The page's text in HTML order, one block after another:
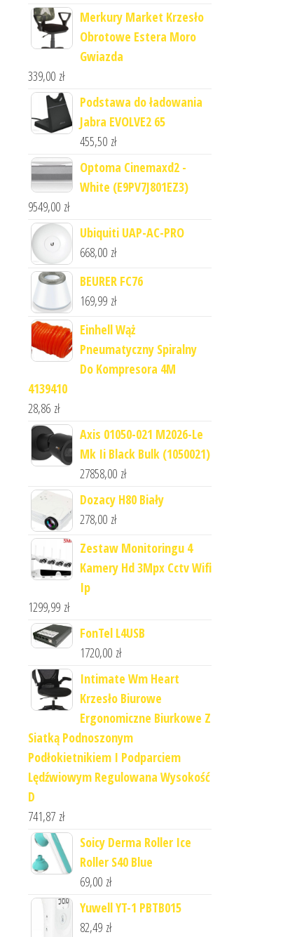
Merkury Market Krzesło
Obrotowe Estera Moro
Gwiazda
339,00 zł
Podstawa do ładowania
Jabra EVOLVE2 65
455,50 zł
Optoma Cinemaxd2 -
White (E9PV7J801EZ3)
9549,00 zł
Ubiquiti UAP-AC-PRO
668,00 zł
BEURER FC76
169,99 zł
Einhell Wąż
Pneumatyczny Spiralny
Do Kompresora 4M
4139410
28,86 zł
Axis 01050-021 M2026-Le
Mk Ii Black Bulk (1050021)
27858,00 zł
Dozacy H80 Biały
278,00 zł
Zestaw Monitoringu 4
Kamery Hd 3Mpx Cctv Wifi
Ip
1299,99 zł
FonTel L4USB
1720,00 zł
Intimate Wm Heart
Krzesło Biurowe
Ergonomiczne Biurkowe Z
Siatką Podnoszonym
Podłokietnikiem I Podparciem
Lędźwiowym Regulowana Wysokość
D
741,87 zł
Soicy Derma Roller Ice
Roller S40 Blue
69,00 zł
Yuwell YT-1 PBTB015
82,49 zł